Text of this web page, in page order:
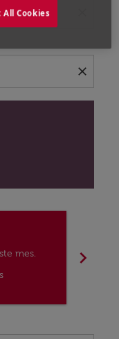
close
mes.
chevron_right
All Cookies